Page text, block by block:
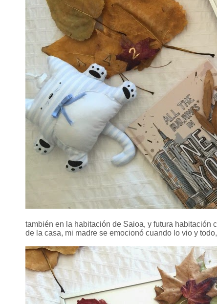
también en la habitación de Saioa, y futura habitación
de la casa, mi madre se emocionó cuando lo vio y